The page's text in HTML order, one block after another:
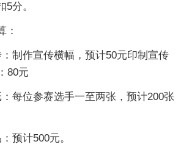
分。
：
制作宣传横幅，预计50元印制宣传
80元
每位参赛选手一至两张，预计200张
预计500元。